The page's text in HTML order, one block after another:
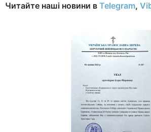
Читайте наші новини в Telegram,